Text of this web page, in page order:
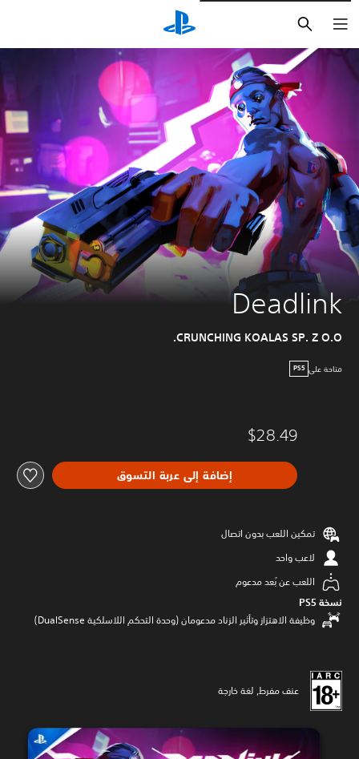
Deadlink
CRUNCHING KOALAS SP. Z O.O.
متاحة على PS5
$28.49
إضافة إلى عربة التسوق
تمكين اللعب بدون اتصال
لاعب واحد
اللعب عن بُعد مدعوم
نسخة PS5‏
وظيفة الاهتزاز وتأثير الزناد مدعومان (وحدة التحكم اللاسلكية DualSense‏)
عنف مفرط, لغة خارجة